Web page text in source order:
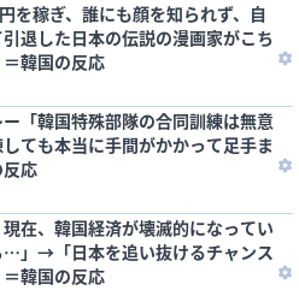
を稼ぎ、誰にも顔を知られず、自
退した日本の伝説の漫画家がこち
韓国の反応
「韓国特殊部隊の合同訓練は無意
ても本当に手間がかかって足手ま
応
在、韓国経済が壊滅的になってい
…」→「日本を追い抜けるチャンス
韓国の反応